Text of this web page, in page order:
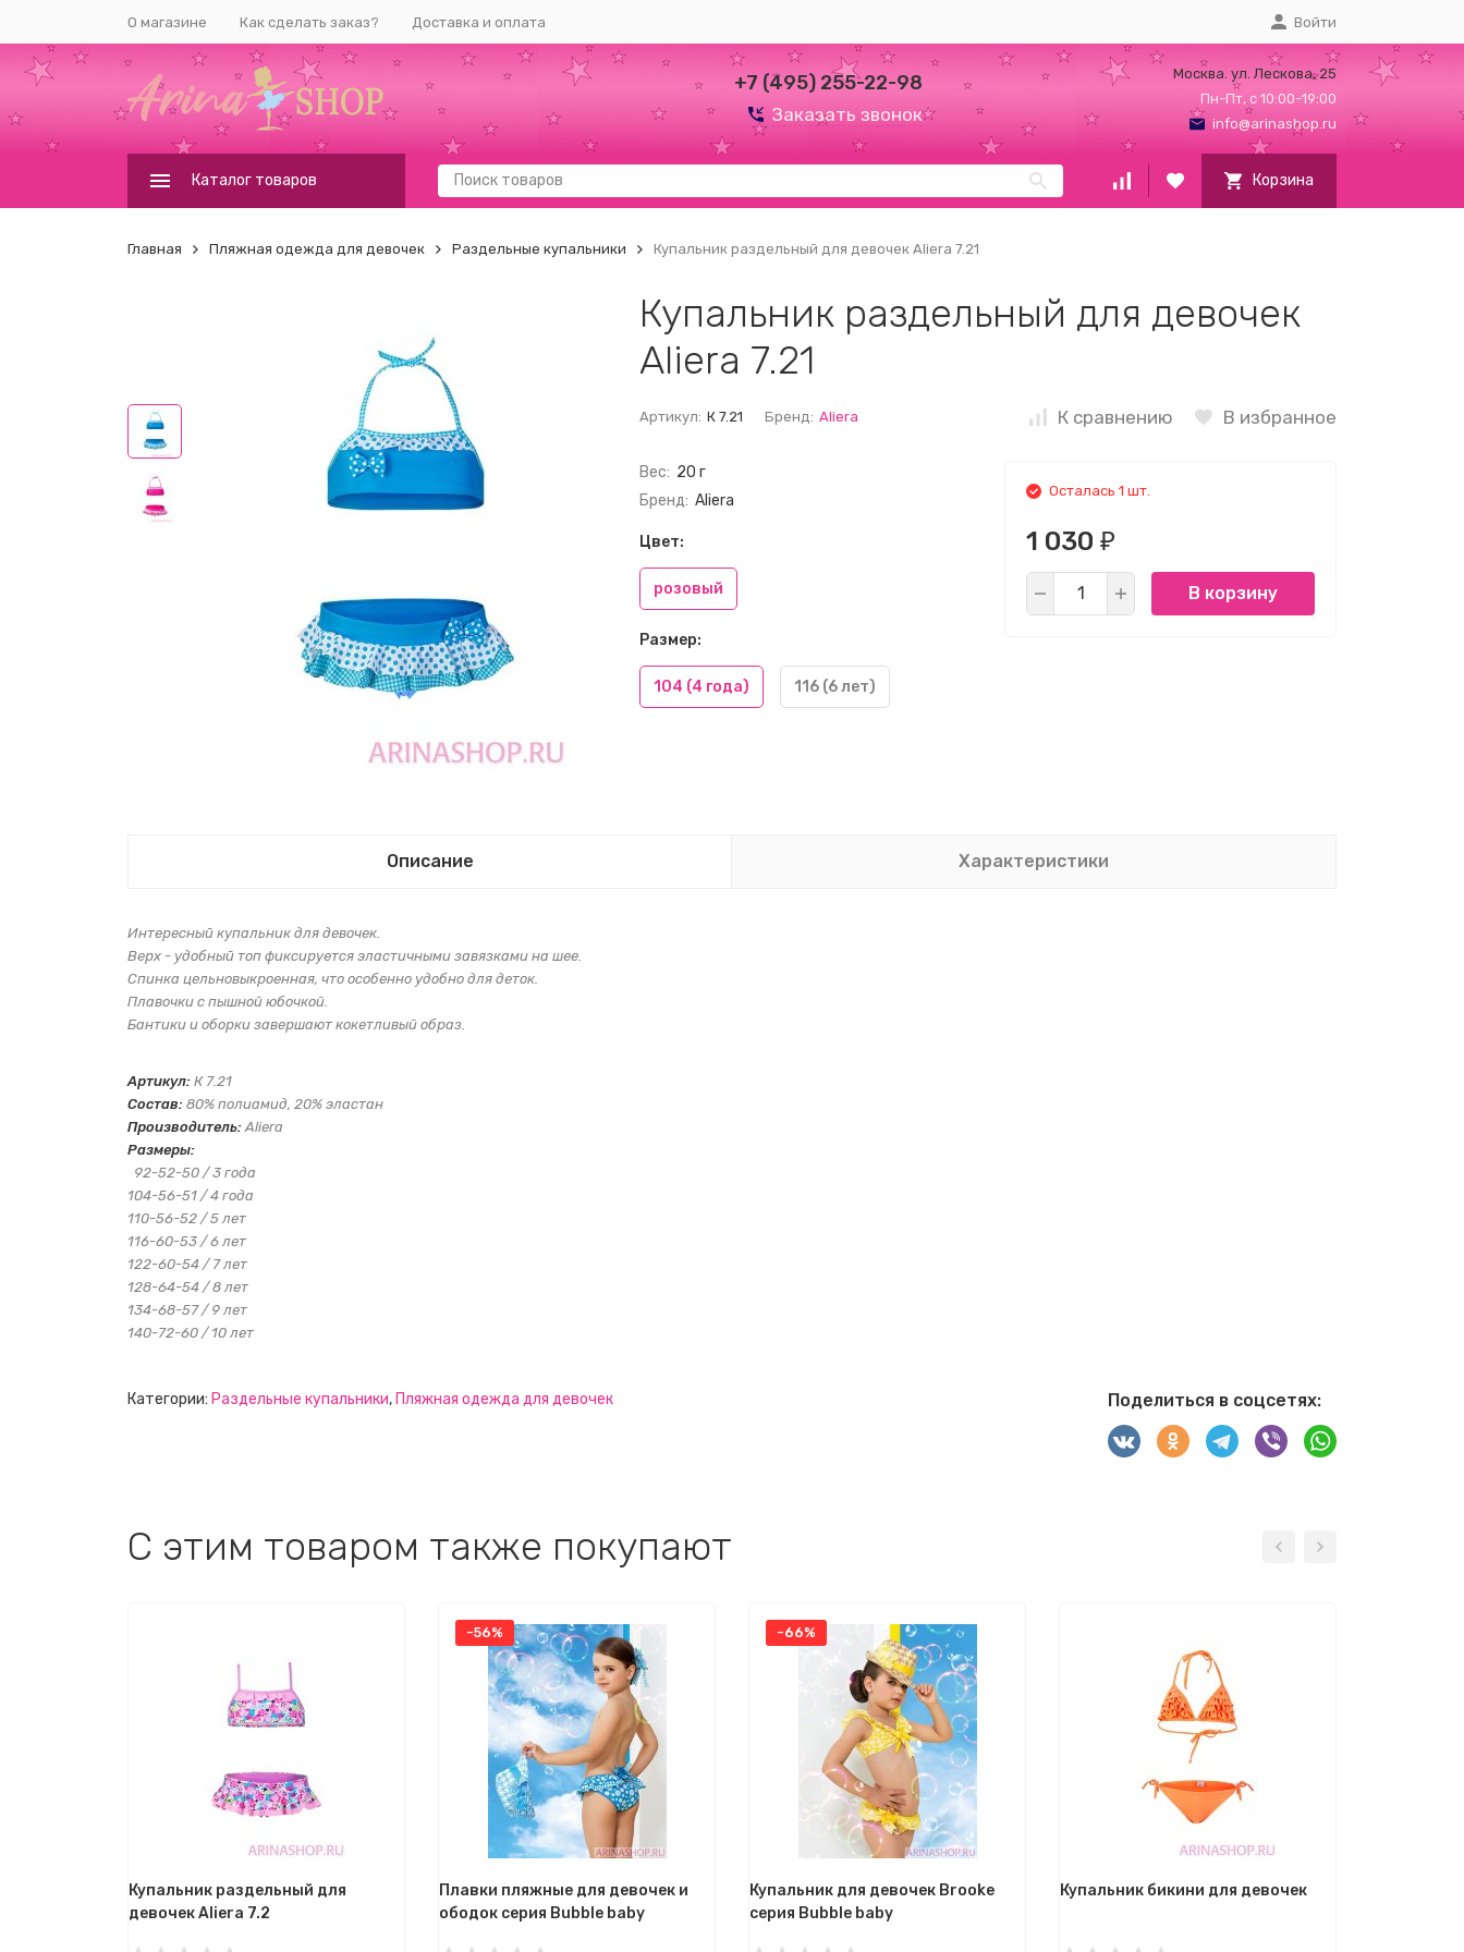
О магазине Как сделать заказ? Доставка и оплата Войти
+7 (495) 255-22-98
Заказать звонок
Москва. ул. Лескова, 25
Пн-Пт, с 10:00-19:00
info@arinashop.ru
Каталог товаров Корзина
Главная Пляжная одежда для девочек Раздельные купальники Купальник раздельный для девочек Aliera 7.21
Купальник раздельный для девочек
Aliera 7.21
Артикул: К 7.21 Бренд: Aliera К сравнению В избранное
Вес: 20 г
Бренд: Aliera
Цвет:
розовый
Размер:
104 (4 года) 116 (6 лет)
Осталась 1 шт.
1 030 ₽
В корзину
Описание Характеристики
Интересный купальник для девочек.
Верх - удобный топ фиксируется эластичными завязками на шее.
Спинка цельновыкроенная, что особенно удобно для деток.
Плавочки с пышной юбочкой.
Бантики и оборки завершают кокетливый образ.
Артикул: К 7.21
Состав: 80% полиамид, 20% эластан
Производитель:Aliera
Размеры:
92-52-50 / 3 года
104-56-51 / 4 года
110-56-52 / 5 лет
116-60-53 / 6 лет
122-60-54 / 7 лет
128-64-54 / 8 лет
134-68-57 / 9 лет
140-72-60 / 10 лет
Категории: Раздельные купальники, Пляжная одежда для девочек Поделиться в соцсетях:
C этим товаром также покупают
Купальник раздельный для
девочек Aliera 7.2
-56%
Плавки пляжные для девочек и
ободок серия Bubble baby
-66%
Купальник для девочек Brooke
серия Bubble baby
Купальник бикини для девочек